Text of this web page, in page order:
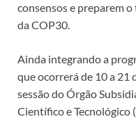
consensos e preparem
da COP30.
Ainda integrando a
que ocorrerá de 10 a 21
sessão do Órgão
Científico e Tecnológico